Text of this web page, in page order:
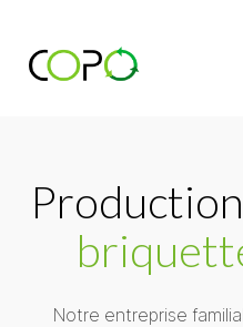
Notre entreprise